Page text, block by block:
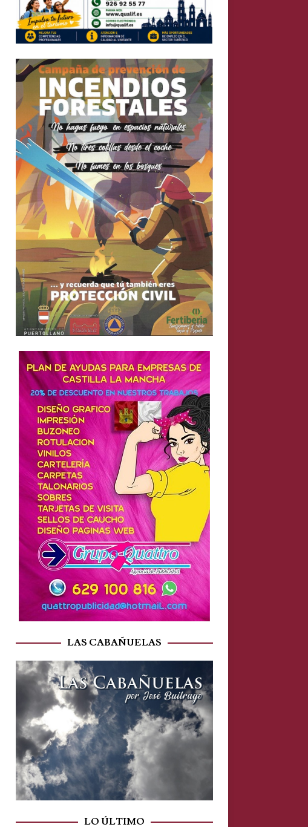
LAS CABAÑUELAS
LO ÚLTIMO